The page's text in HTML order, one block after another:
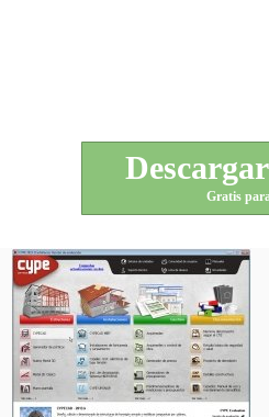
Gratis